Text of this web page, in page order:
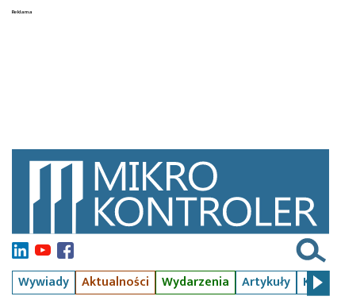
Wywiady Aktualności Wydarzenia Artykuły Kursy